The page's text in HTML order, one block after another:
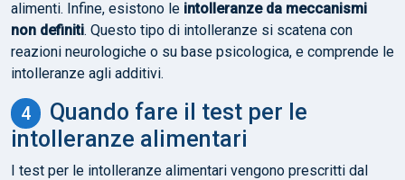
alimenti. Infine, esistono le intolleranze da meccanismi
non definiti. Questo tipo di intolleranze si scatena con
reazioni neurologiche o su base psicologica, e comprende le
intolleranze agli additivi.
Quando fare il test per le
intolleranze alimentari
I test per le intolleranze alimentari vengono prescritti dal